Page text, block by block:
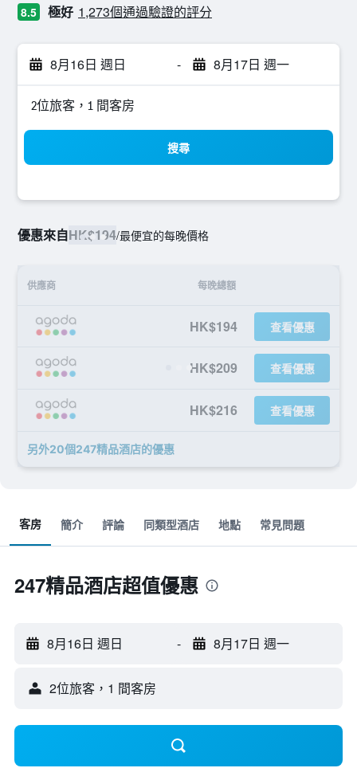
8.5 極好 1,273個通過驗證的評分
8月16日 週日 - 8月17日 週一
2位旅客，1 間客房
搜尋
優惠來自HK$194/最便宜的每晚價格
供應商 每晚總額
HK$194 查看優惠
HK$209 查看優惠
HK$216 查看優惠
另外20個247精品酒店​的優惠
客房 簡介 評論 同類型酒店 地點 常見問題
247精品酒店超值優惠
8月16日 週日 - 8月17日 週一
2位旅客，1 間客房